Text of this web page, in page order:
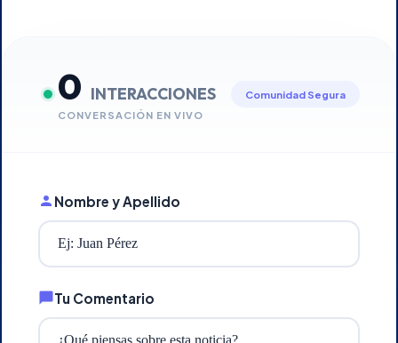
0 INTERACCIONES
CONVERSACIÓN EN VIVO
Comunidad Segura
Nombre y Apellido
Tu Comentario